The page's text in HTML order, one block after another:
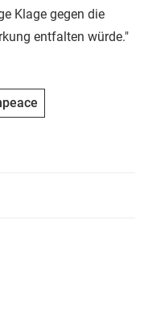
Klage gegen die
entfalten würde."